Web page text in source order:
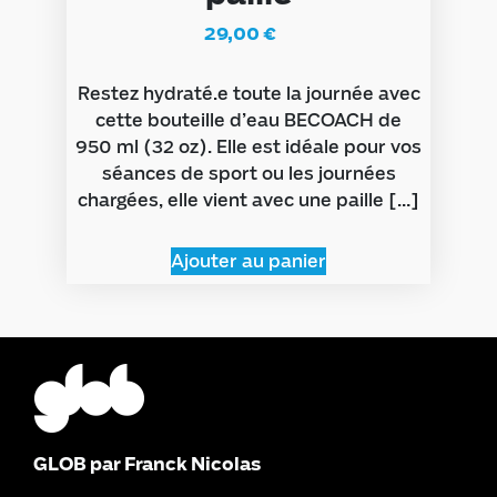
29,00€
Restez hydraté.e toute la journée avec
cette bouteille d’eau BECOACH de
950 ml (32 oz). Elle est idéale pour vos
séances de sport ou les journées
chargées, elle vient avec une paille […]
Ajouter au panier
GLOB par Franck Nicolas